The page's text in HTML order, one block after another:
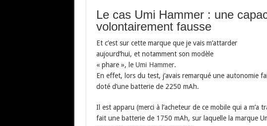
Le cas Umi Hammer : une
volontairement fausse
Et c’est sur cette marque que je vais m’attarder
aujourd’hui, et notamment son modèle
« phare », le Umi Hammer.
En effet, lors du test, j’avais remarqué une autonomie
doté d’une batterie de 2250 mAh.
Il est apparu (merci à l’acheteur de ce mobile qui a m’a
fait une batterie de 1750 mAh, sur laquelle la marque